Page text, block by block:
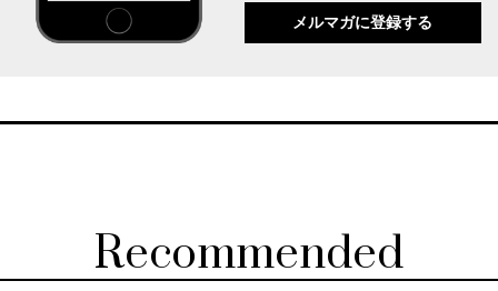
メルマガに登録する
Recommended